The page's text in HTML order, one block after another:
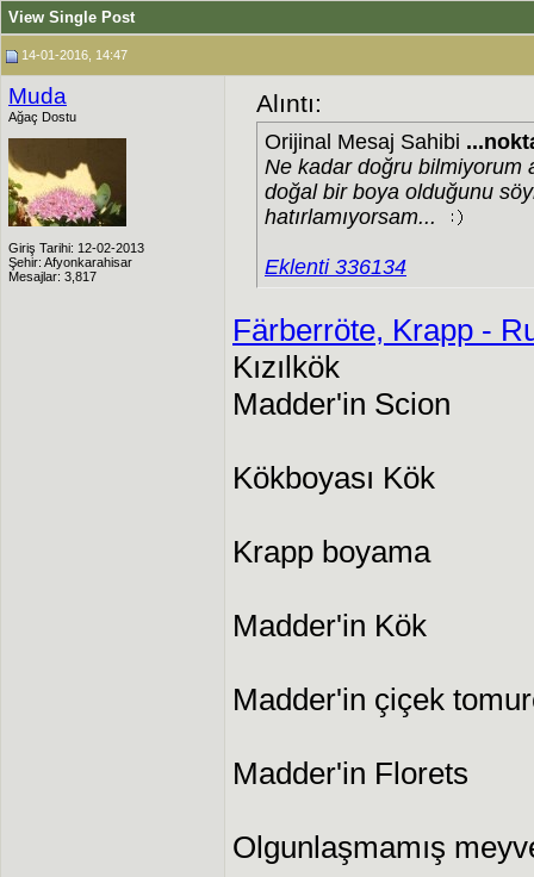
View Single Post
14-01-2016, 14:47
Muda
Ağaç Dostu
Giriş Tarihi: 12-02-2013
Şehir: Afyonkarahisar
Mesajlar: 3,817
Alıntı:
Orijinal Mesaj Sahibi
Ne kadar doğru bilmiyorum
doğal bir boya olduğunu
hatırlamıyorsam...
Eklenti 336134
Färberröte, Krapp -
Kızılkök
Madder'in Scion
Kökboyası Kök
Krapp boyama
Madder'in Kök
Madder'in çiçek
Madder'in Florets
Olgunlaşmamış